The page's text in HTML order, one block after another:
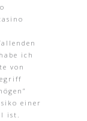
ich
von
einer
ist.